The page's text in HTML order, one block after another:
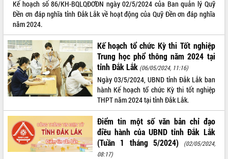
ALBUM ẢNH
THỐNG KÊ TRUY CẬP
Kế hoạch số 86/KH-BQLQĐƠĐN ngày 02/5/2024 của Ban quản lý Quỹ
Đền ơn đáp nghĩa tỉnh Đắk Lắk về hoạt động của Quỹ Đền ơn đáp nghĩa
năm 2024.
Kế hoạch tổ chức Kỳ thi Tốt nghiệp
Trung học phổ thông năm 2024 tại
tỉnh Đắk Lắk (06/05/2024, 11:16)
Ngày 03/5/2024, UBND tỉnh Đắk Lắk ban
hành Kế hoạch tổ chức Kỳ thi tốt nghiệp
THPT năm 2024 tại tỉnh Đắk Lắk.
Điểm tin một số văn bản chỉ đạo
điều hành của UBND tỉnh Đắk Lắk
(Tuần 1 tháng 5/2024)
(02/05/2024,
08:17)